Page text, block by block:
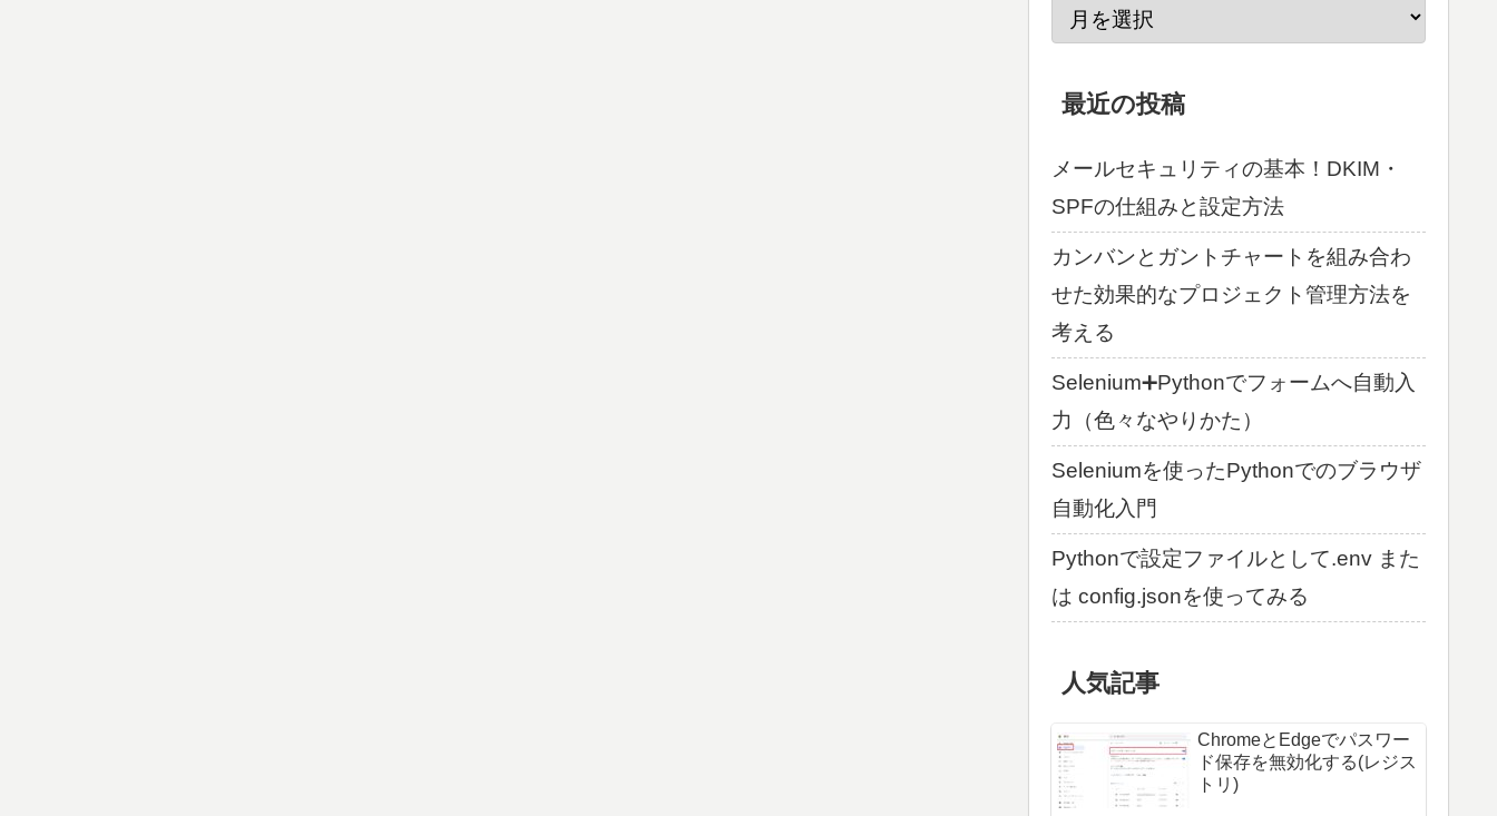
最近の投稿
メールセキュリティの基本！DKIM・
SPFの仕組みと設定方法
カンバンとガントチャートを組み合わ
せた効果的なプロジェクト管理方法を
考える
Selenium➕Pythonでフォームへ自動入
力（色々なやりかた）
Seleniumを使ったPythonでのブラウザ
自動化入門
Pythonで設定ファイルとして.env また
は config.jsonを使ってみる
人気記事
ChromeとEdgeでパスワー
ド保存を無効化する(レジス
トリ)